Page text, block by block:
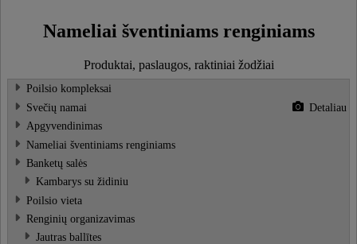
Nameliai šventiniams renginiams
Produktai, paslaugos, raktiniai žodžiai
Poilsio kompleksai
Svečių namai
Detaliau
Apgyvendinimas
Nameliai šventiniams renginiams
Banketų salės
Kambarys su židiniu
Poilsio vieta
Renginių organizavimas
Jautras ballītes